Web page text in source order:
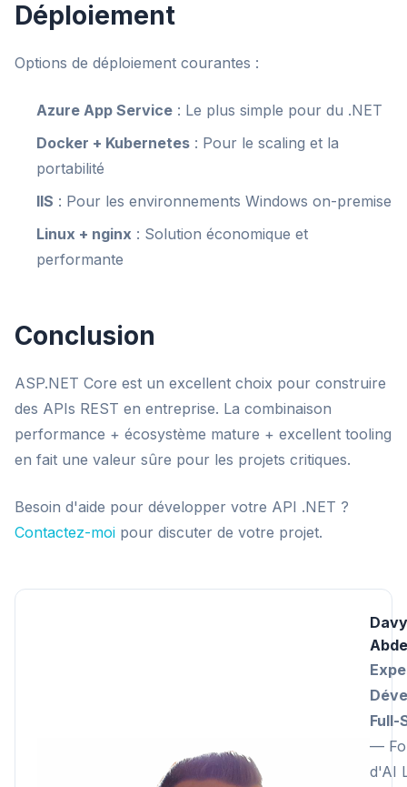
Déploiement
Options de déploiement courantes :
Azure App Service : Le plus simple pour du .NET
Docker + Kubernetes : Pour le scaling et la
portabilité
IIS : Pour les environnements Windows on-premise
Linux + nginx : Solution économique et
performante
Conclusion
ASP.NET Core est un excellent choix pour construire
des APIs REST en entreprise. La combinaison
performance + écosystème mature + excellent tooling
en fait une valeur sûre pour les projets critiques.
Besoin d'aide pour développer votre API .NET ?
Contactez-moi pour discuter de votre projet.
Davy
Full-
—
d'AI